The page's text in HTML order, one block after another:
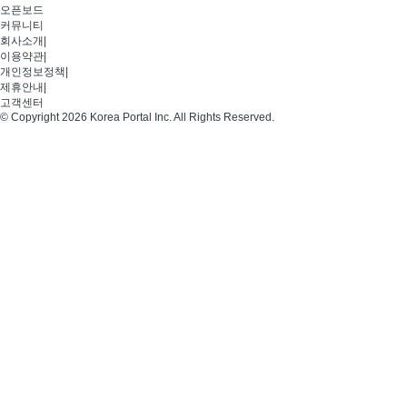
오픈보드
커뮤니티
회사소개
이용약관
개인정보정책
제휴안내
고객센터
© Copyright 2026 Korea Portal Inc. All Rights Reserved.